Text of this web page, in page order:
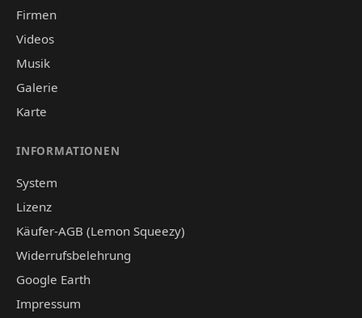
Firmen
Videos
Musik
Galerie
Karte
INFORMATIONEN
System
Lizenz
Käufer-AGB (Lemon Squeezy)
Widerrufsbelehrung
Google Earth
Impressum